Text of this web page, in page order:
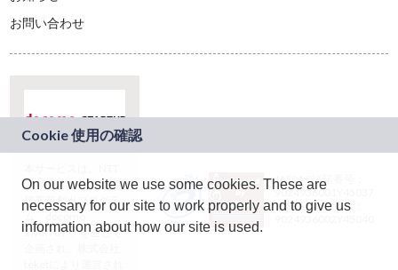
お問い合わせ
ドコモグループの新
規事業創出プログラ
ム「docomo
STARTUP」を通じて
JASRAC許諾番号：
9024936001Y45037
JASRAC許諾番号：
On our website we use some cookies. These are
necessary for our site to work properly and to give us
information about how our site is used.